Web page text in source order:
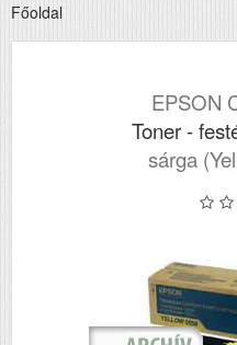
Főoldal
EPSON
Toner -
sárga